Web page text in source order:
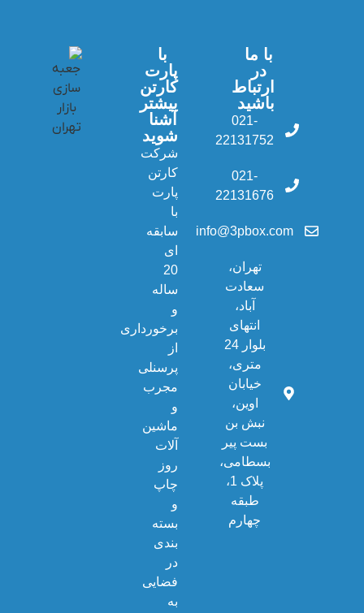
با ما
در
ارتباط
باشید
021-
22131752
021-
22131676
info@3pbox.com
تهران،
سعادت
آباد،
انتهای
بلوار 24
متری،
خیابان
اوین،
نبش بن
بست پیر
بسطامی،
پلاک 1،
طبقه
چهارم
با
پارت
کارتن
بیشتر
آشنا
شوید
شرکت
کارتن
پارت
با
سابقه
ای
20
ساله
و
برخورداری
از
پرسنلی
مجرب
و
ماشین
آلات
روز
چاپ
و
بسته
بندی
در
فضایی
به